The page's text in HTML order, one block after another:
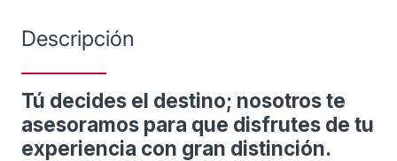
Descripción
Tú decides el destino; nosotros te
asesoramos para que disfrutes de tu
experiencia con gran distinción.